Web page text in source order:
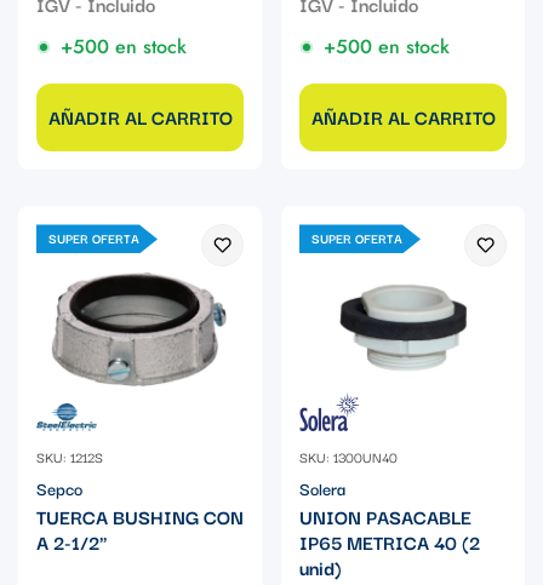
+500 en stock
AÑADIR AL CARRITO
+500 en stock
AÑADIR AL CARRITO
SUPER OFERTA
SKU: 1212S
Sepco
TUERCA BUSHING CON
A 2-1/2"
SUPER OFERTA
SKU: 1300UN40
Solera
UNION PASACABLE
IP65 METRICA 40 (2
unid)